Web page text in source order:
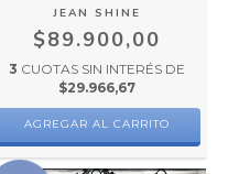
JEAN SHINE
$89.900,00
3 CUOTAS SIN INTERÉS DE
$29.966,67
AGREGAR AL CARRITO